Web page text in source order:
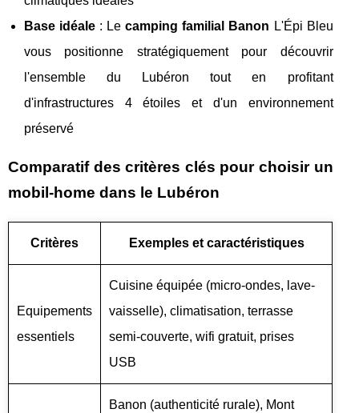
Base idéale : Lecamping familial Banon L'Épi Bleu
vous positionne stratégiquement pour découvrir
l'ensemble du Lubéron tout en profitant
d'infrastructures 4 étoiles et d'un environnement
préservé
Comparatif des critères clés pour choisir un
mobil-home dans le Lubéron
Critères Exemples et caractéristiques
Equipements
essentiels
Cuisine équipée (micro-ondes, lave-
vaisselle), climatisation, terrasse
semi-couverte, wifi gratuit, prises
USB
Banon (authenticité rurale), Mont